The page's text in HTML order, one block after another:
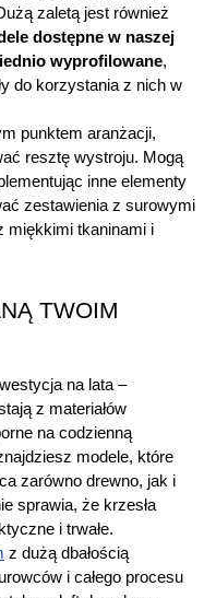
zaletą jest również
dostępne w naszej
wyprofilowane,
do korzystania z nich w
punktem aranżacji,
resztę wystroju. Mogą
inne elementy
zestawienia z surowymi
miękkimi tkaninami i
TWOIM
na lata –
z materiałów
na codzienną
modele, które
zarówno drewno, jak i
sprawia, że krzesła
i trwałe.
z dużą dbałością
i całego procesu